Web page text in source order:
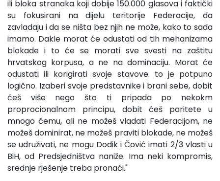
ili bloka stranaka koji dobije 150.000 glasova i faktički
su fokusirani na dijelu teritorije Federacije, da
zavladaju i da se ništa bez njih ne može, kako to sada
imamo. Dakle morat će odustati od tih mehanizama
blokade i to će se morati sve svesti na zaštitu
hrvatskog korpusa, a ne na dominaciju. Morat će
odustati ili korigirati svoje stavove. to je potpuno
logično. Izaberi svoje predstavnike i brani sebe, dobit
ćeš više nego što ti pripada po nekokm
proprocionalnom principu, dobit ćeš paritete u
mnogo čemu, ali ne možeš vladati Federacijom, ne
možeš dominirat, ne možeš praviti blokade, ne možeš
se udruživati, ne mogu Dodik i Čović imati 2/3 vlasti u
BiH, od Predsjedništva naniže. Ima neki kompromis,
srednje rješenje treba pronaći."